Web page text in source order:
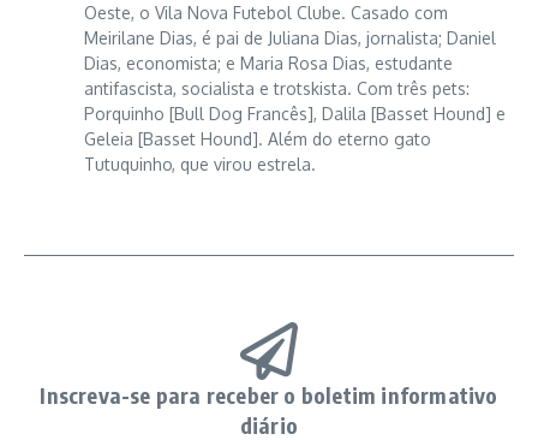
Oeste, o Vila Nova Futebol Clube. Casado com
Meirilane Dias, é pai de Juliana Dias, jornalista; Daniel
Dias, economista; e Maria Rosa Dias, estudante
antifascista, socialista e trotskista. Com três pets:
Porquinho [Bull Dog Francês], Dalila [Basset Hound] e
Geleia [Basset Hound]. Além do eterno gato
Tutuquinho, que virou estrela.
Inscreva-se para receber o boletim informativo
diário